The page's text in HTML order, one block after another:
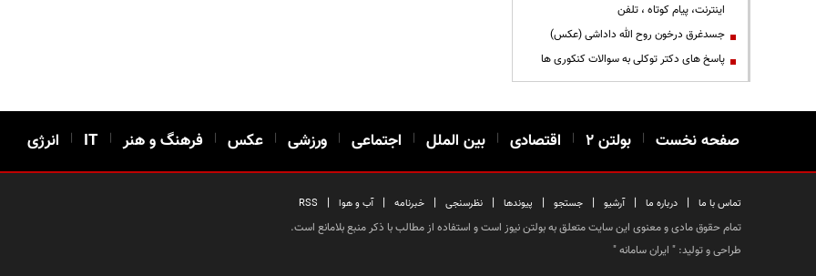
اینترنت، پیام کوتاه ، تلفن
جسدغرق درخون روح الله داداشی (عکس)
پاسخ های دکتر توکلی به سوالات کنکوری ها
صفحه نخست | بولتن ۲ | اقتصادی | بین الملل | اجتماعی | ورزشی | عکس | فرهنگ و هنر |
IT
| انرژی
تماس با ما | درباره ما | آرشیو | جستجو | پیوندها | نظرسنجی | خبرنامه | آب و هوا |
RSS
تمام حقوق مادی و معنوی این سایت متعلق به بولتن نیوز است و استفاده از مطالب با ذکر منبع بلامانع است.
طراحی و تولید: " ایران سامانه"